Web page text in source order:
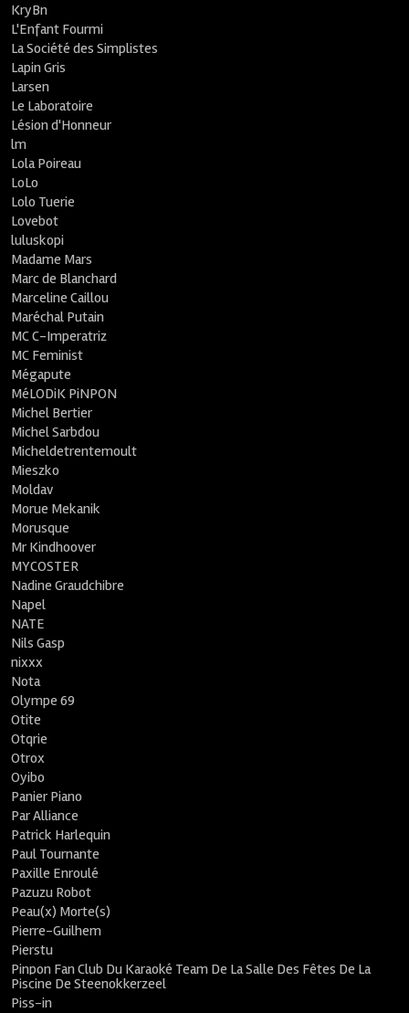
KryBn
L'Enfant Fourmi
La Société des Simplistes
Lapin Gris
Larsen
Le Laboratoire
Lésion d'Honneur
lm
Lola Poireau
LoLo
Lolo Tuerie
Lovebot
luluskopi
Madame Mars
Marc de Blanchard
Marceline Caillou
Maréchal Putain
MC C-Imperatriz
MC Feminist
Mégapute
MéLODiK PiNPON
Michel Bertier
Michel Sarbdou
Micheldetrentemoult
Mieszko
Moldav
Morue Mekanik
Morusque
Mr Kindhoover
MYCOSTER
Nadine Graudchibre
Napel
NATE
Nils Gasp
nixxx
Nota
Olympe 69
Otite
Otqrie
Otrox
Oyibo
Panier Piano
Par Alliance
Patrick Harlequin
Paul Tournante
Paxille Enroulé
Pazuzu Robot
Peau(x) Morte(s)
Pierre-Guilhem
Pierstu
Pinpon Fan Club Du Karaoké Team De La Salle Des Fêtes De La
Piscine De Steenokkerzeel
Piss-in